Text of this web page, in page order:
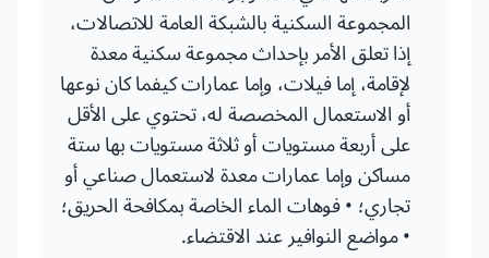
المجموعة السكنية بالشبكة العامة للاتصالات،
إذا تعلق الأمر بإحداث مجموعة سكنية معدة
لإقامة، إما فيلات، وإما عمارات كيفما كان نوعها
أو الاستعمال المخصصة له، تحتوي على الأقل
على أربعة مستويات أو ثلاثة مستويات بها ستة
مساكن وإما عمارات معدة لاستعمال صناعي أو
تجاري؛ • فوهات الماء الخاصة بمكافحة الحريق؛
• مواضع النوافير عند الاقتضاء.